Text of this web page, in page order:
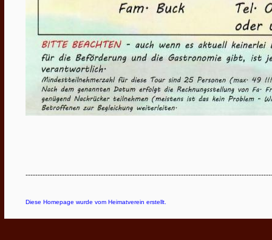
Diese Homepage wurde vom Heimatverein erstellt.